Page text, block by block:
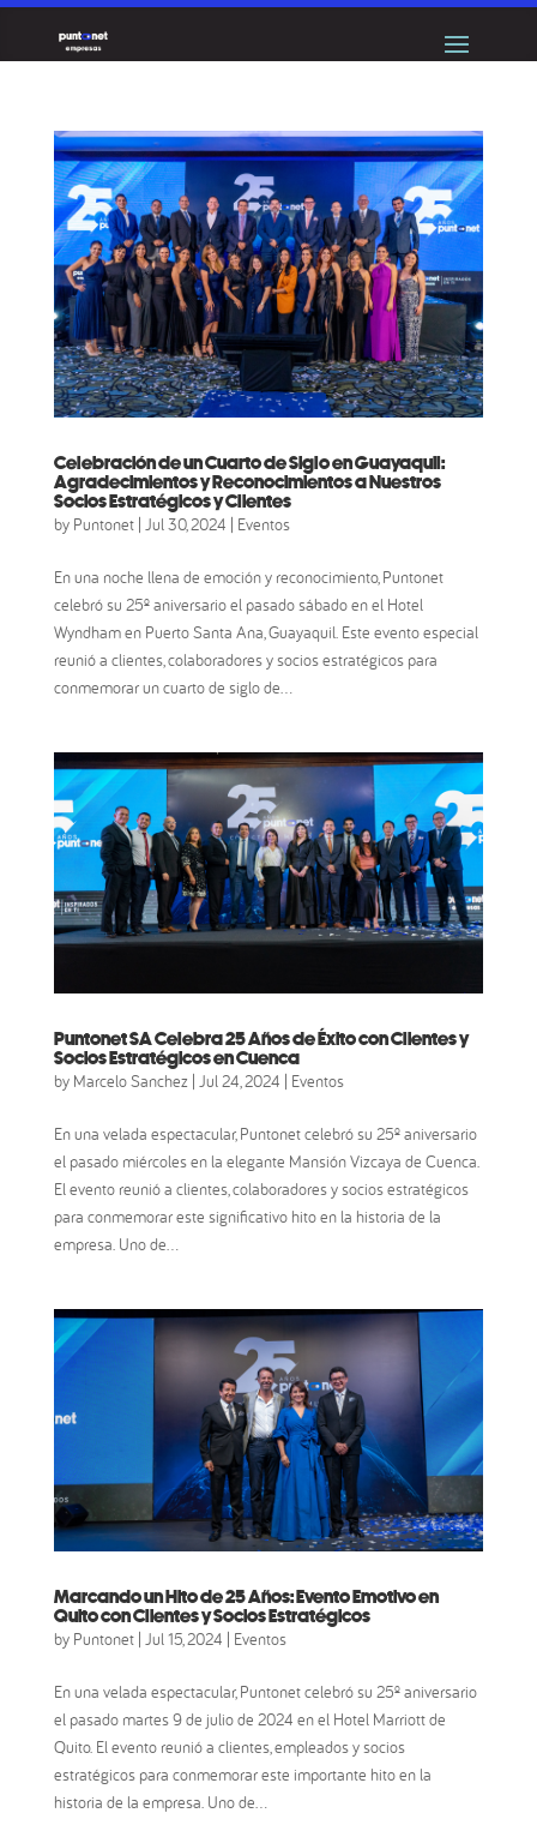
Celebración de un Cuarto de Siglo en Guayaquil:
Agradecimientos y Reconocimientos a Nuestros
Socios Estratégicos y Clientes
by Puntonet| Jul 30, 2024 | Eventos
En una noche llena de emoción y reconocimiento, Puntonet
celebró su 25º aniversario el pasado sábado en el Hotel
Wyndham en Puerto Santa Ana, Guayaquil. Este evento especial
reunió a clientes, colaboradores y socios estratégicos para
conmemorar un cuarto de siglo de...
Puntonet SA Celebra 25 Años de Éxito con Clientes y
Socios Estratégicos en Cuenca
by Marcelo Sanchez| Jul 24, 2024 | Eventos
En una velada espectacular, Puntonet celebró su 25º aniversario
el pasado miércoles en la elegante Mansión Vizcaya de Cuenca.
El evento reunió a clientes, colaboradores y socios estratégicos
para conmemorar este significativo hito en la historia de la
empresa. Uno de...
Marcando un Hito de 25 Años: Evento Emotivo en
Quito con Clientes y Socios Estratégicos
by Puntonet| Jul 15, 2024 | Eventos
En una velada espectacular, Puntonet celebró su 25º aniversario
el pasado martes 9 de julio de 2024 en el Hotel Marriott de
Quito. El evento reunió a clientes, empleados y socios
estratégicos para conmemorar este importante hito en la
historia de la empresa. Uno de...